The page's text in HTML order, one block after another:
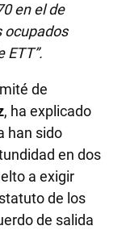
en el de
ocupados
ETT”.
de
, ha explicado
han sido
en dos
a exigir
de los
de salida